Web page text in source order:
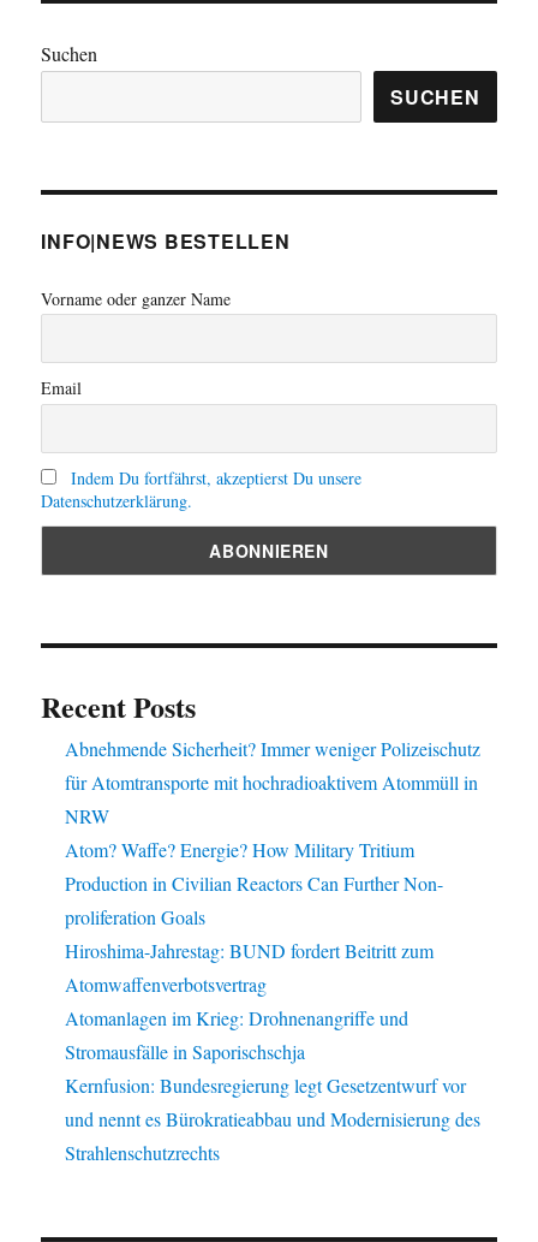
Suchen
SUCHEN
INFO|NEWS BESTELLEN
Vorname oder ganzer Name
Email
Indem Du fortfährst, akzeptierst Du unsere
Datenschutzerklärung.
Recent Posts
Abnehmende Sicherheit? Immer weniger Polizeischutz
für Atomtransporte mit hochradioaktivem Atommüll in
NRW
Atom? Waffe? Energie? How Military Tritium
Production in Civilian Reactors Can Further Non-
proliferation Goals
Hiroshima-Jahrestag: BUND fordert Beitritt zum
Atomwaffenverbotsvertrag
Atomanlagen im Krieg: Drohnenangriffe und
Stromausfälle in Saporischschja
Kernfusion: Bundesregierung legt Gesetzentwurf vor
und nennt es Bürokratieabbau und Modernisierung des
Strahlenschutzrechts